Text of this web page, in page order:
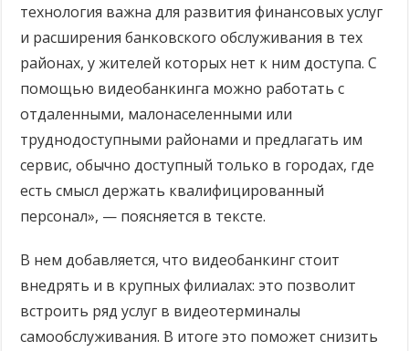
технология важна для развития финансовых услуг
и расширения банковского обслуживания в тех
районах, у жителей которых нет к ним доступа. С
помощью видеобанкинга можно работать с
отдаленными, малонаселенными или
труднодоступными районами и предлагать им
сервис, обычно доступный только в городах, где
есть смысл держать квалифицированный
персонал», — поясняется в тексте.
В нем добавляется, что видеобанкинг стоит
внедрять и в крупных филиалах: это позволит
встроить ряд услуг в видеотерминалы
самообслуживания. В итоге это поможет снизить